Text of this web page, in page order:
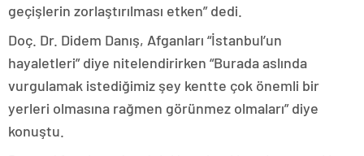
geçişlerin zorlaştırılması etken” dedi.
Doç. Dr. Didem Danış, Afganları “İstanbul’un
hayaletleri” diye nitelendirirken “Burada aslında
vurgulamak istediğimiz şey kentte çok önemli bir
yerleri olmasına rağmen görünmez olmaları” diye
konuştu.